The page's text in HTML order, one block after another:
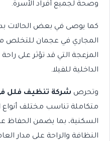
وصحة لجميع أفراد الأسرة.
كما يوصى في بعض الحالات
المجاري في عجمان للتخلص
المزعجة التي قد تؤثر على
الداخلية للفيلا.
وتحرص شركة تنظيف فلل
متكاملة تناسب مختلف أنواع
السكنية، بما يضمن
النظافة والراحة على مدار